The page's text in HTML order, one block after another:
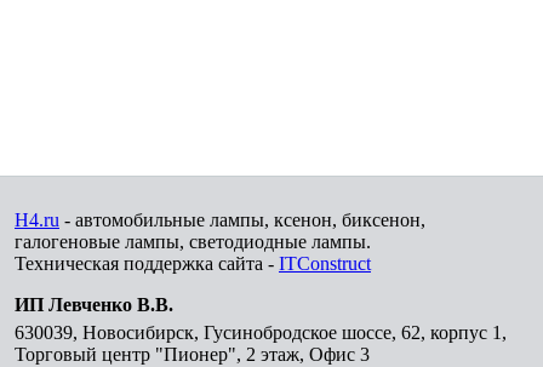
H4.ru - автомобильные лампы, ксенон, биксенон,
галогеновые лампы, светодиодные лампы.
Техническая поддержка сайта - ITConstruct
ИП Левченко В.В.
630039, Новосибирск, Гусинобродское шоссе, 62, корпус 1,
Торговый центр "Пионер", 2 этаж, Офис 3